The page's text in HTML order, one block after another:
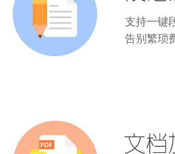
支持一键
告别繁琐